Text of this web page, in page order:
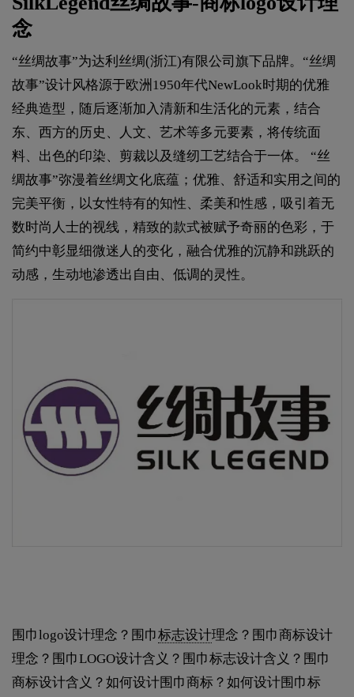
念
“丝绸故事”为达利丝绸(浙江)有限公司旗下品牌。“丝绸
故事”设计风格源于欧洲1950年代NewLook时期的优雅
经典造型，随后逐渐加入清新和生活化的元素，结合
东、西方的历史、人文、艺术等多元要素，将传统面
料、出色的印染、剪裁以及缝纫工艺结合于一体。 “丝
绸故事”弥漫着丝绸文化底蕴；优雅、舒适和实用之间的
完美平衡，以女性特有的知性、柔美和性感，吸引着无
数时尚人士的视线，精致的款式被赋予奇丽的色彩，于
简约中彰显细微迷人的变化，融合优雅的沉静和跳跃的
动感，生动地渗透出自由、低调的灵性。
围巾logo设计理念？围巾标志设计理念？围巾商标设计
理念？围巾LOGO设计含义？围巾标志设计含义？围巾
商标设计含义？如何设计围巾商标？如何设计围巾标